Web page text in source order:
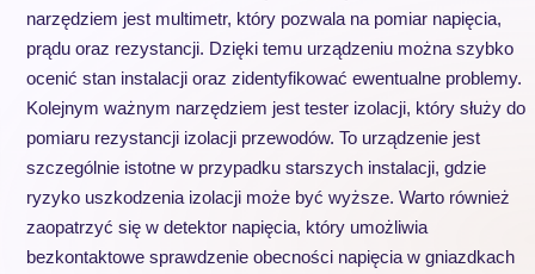
narzędziem jest multimetr, który pozwala na pomiar napięcia,
prądu oraz rezystancji. Dzięki temu urządzeniu można szybko
ocenić stan instalacji oraz zidentyfikować ewentualne problemy.
Kolejnym ważnym narzędziem jest tester izolacji, który służy do
pomiaru rezystancji izolacji przewodów. To urządzenie jest
szczególnie istotne w przypadku starszych instalacji, gdzie
ryzyko uszkodzenia izolacji może być wyższe. Warto również
zaopatrzyć się w detektor napięcia, który umożliwia
bezkontaktowe sprawdzenie obecności napięcia w gniazdkach